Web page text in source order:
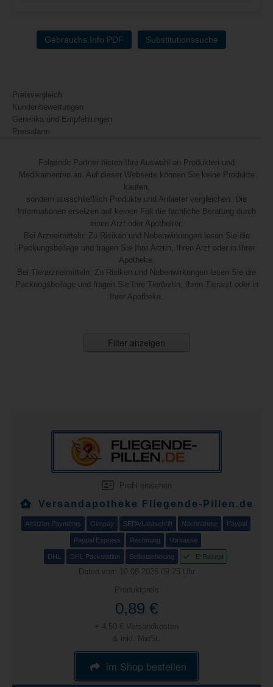
Gebrauchs.Info PDF Substitutionssuche
Preisvergleich
Kundenbewertungen
Generika und Empfehlungen
Preisalarm
Folgende Partner bieten Ihre Auswahl an Produkten und
Medikamenten an. Auf dieser Webseite können Sie keine Produkte
kaufen,
sondern ausschließlich Produkte und Anbieter vergleichen. Die
Informationen ersetzen auf keinen Fall die fachliche Beratung durch
einen Arzt oder Apotheker.
Bei Arzneimitteln: Zu Risiken und Nebenwirkungen lesen Sie die
Packungsbeilage und fragen Sie Ihre Ärztin, Ihren Arzt oder in Ihrer
Apotheke.
Bei Tierarzneimitteln: Zu Risiken und Nebenwirkungen lesen Sie die
Packungsbeilage und fragen Sie Ihre Tierärztin, Ihren Tierarzt oder in
Ihrer Apotheke.
Filter anzeigen
Profil einsehen
Versandapotheke Fliegende-Pillen.de
Amazon Payments Giropay SEPA/Lastschrift Nachnahme Paypal
Paypal Express Rechnung Vorkasse
DHL DHL Packstation Selbstabholung E-Rezept
Daten vom 10.08.2026 09:25 Uhr
Produktpreis
0,89 €
+ 4,50 € Versandkosten
& inkl. MwSt.
im Shop bestellen